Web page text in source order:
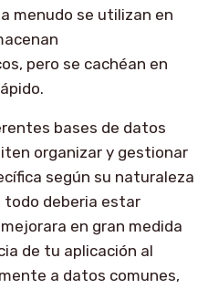
menudo se utilizan en
pero se cachéan en
bases de datos
organizar y gestionar
según su naturaleza
todo deberia estar
en gran medida
de tu aplicación al
a datos comunes,